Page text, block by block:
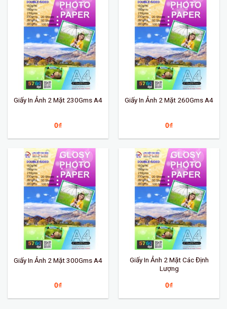
Giấy In Ảnh 2 Mặt 230Gms A4
0₫
Giấy In Ảnh 2 Mặt 260Gms A4
0₫
Giấy In Ảnh 2 Mặt 300Gms A4
0₫
Giấy In Ảnh 2 Mặt Các Định
Lượng
0₫